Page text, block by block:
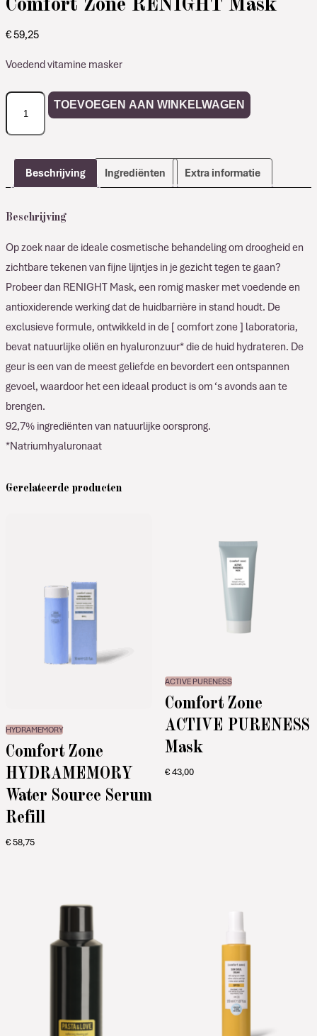
€59,25
Voedend vitamine masker
Comfort
Zone
RENIGHT
aantal
TOEVOEGEN AAN WINKELWAGEN
Beschrijving Ingrediënten Extra informatie
Beschrijving
Op zoek naar de ideale cosmetische behandeling om droogheid en
zichtbare tekenen van fijne lijntjes in je gezicht tegen te gaan?
Probeer dan RENIGHT Mask, een romig masker met voedende en
antioxiderende werking dat de huidbarrière in stand houdt. De
exclusieve formule, ontwikkeld in de [ comfort zone ] laboratoria,
bevat natuurlijke oliën en hyaluronzuur* die de huid hydrateren. De
geur is een van de meest geliefde en bevordert een ontspannen
gevoel, waardoor het een ideaal product is om ‘s avonds aan te
brengen.
92,7% ingrediënten van natuurlijke oorsprong.
*Natriumhyaluronaat
Gerelateerde producten
HYDRAMEMORY
Comfort Zone
HYDRAMEMORY
Water Source Serum
Refill
€58,75
ACTIVE PURENESS
Comfort Zone
ACTIVE PURENESS
Mask
€43,00